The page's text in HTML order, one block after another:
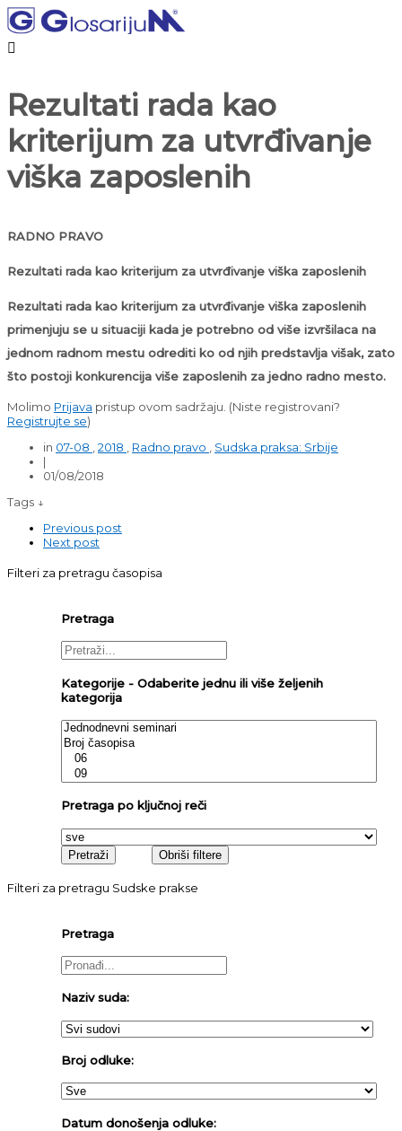

Rezultati rada kao
kriterijum za utvrđivanje
viška zaposlenih
RADNO PRAVO
Rezultati rada kao kriterijum za utvrđivanje viška zaposlenih
Rezultati rada kao kriterijum za utvrđivanje viška zaposlenih
primenjuju se u situaciji kada je potrebno od više izvršilaca na
jednom radnom mestu odrediti ko od njih predstavlja višak, zato
što postoji konkurencija više zaposlenih za jedno radno mesto.
Molimo Prijava pristup ovom sadržaju. (Niste registrovani?
Registrujte se)
in 07-08 2018 Radno pravo
Sudska praksa: Srbije
|
01/08/2018
Tags ↓
Previous post
Next post
Filteri za pretragu časopisa
Pretraga
Kategorije - Odaberite jednu ili više željenih
kategorija
Pretraga po ključnoj reči
Filteri za pretragu Sudske prakse
Pretraga
Naziv suda:
Broj odluke:
Datum donošenja odluke: